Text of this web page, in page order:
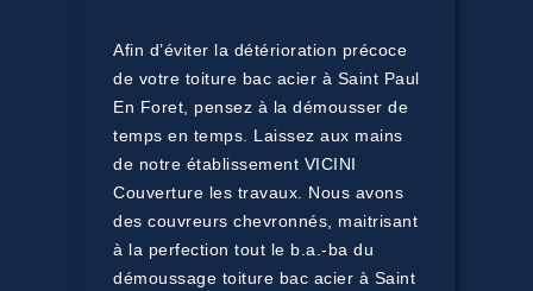
Afin d’éviter la détérioration précoce
de votre toiture bac acier à Saint Paul
En Foret, pensez à la démousser de
temps en temps. Laissez aux mains
de notre établissement VICINI
Couverture les travaux. Nous avons
des couvreurs chevronnés, maitrisant
à la perfection tout le b.a.-ba du
démoussage toiture bac acier à Saint